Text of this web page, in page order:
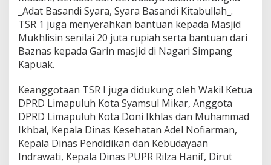
u
m
0
2
_Adat Basandi Syara, Syara Basandi Kitabullah_.
TSR 1 juga menyerahkan bantuan kepada Masjid
Mukhlisin senilai 20 juta rupiah serta bantuan dari
Baznas kepada Garin masjid di Nagari Simpang
Kapuak.
Keanggotaan TSR I juga didukung oleh Wakil Ketua
DPRD Limapuluh Kota Syamsul Mikar, Anggota
DPRD Limapuluh Kota Doni Ikhlas dan Muhammad
Ikhbal, Kepala Dinas Kesehatan Adel Nofiarman,
Kepala Dinas Pendidikan dan Kebudayaan
Indrawati, Kepala Dinas PUPR Rilza Hanif, Dirut